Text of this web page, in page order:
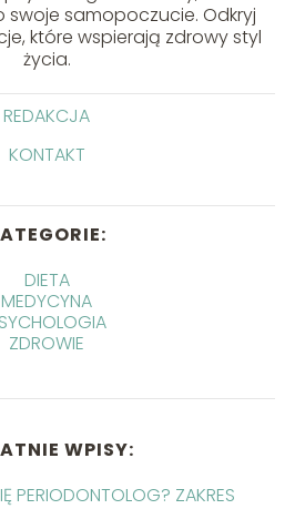
samopoczucie. Odkryj
które wspierają zdrowy styl
życia.
REDAKCJA
KONTAKT
DIETA
MEDYCYNA
ZDROWIE
WPISY:
PERIODONTOLOG? ZAKRES